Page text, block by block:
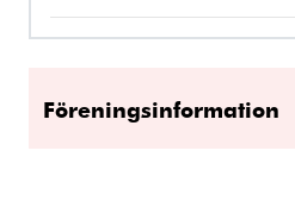
Föreningsinformation